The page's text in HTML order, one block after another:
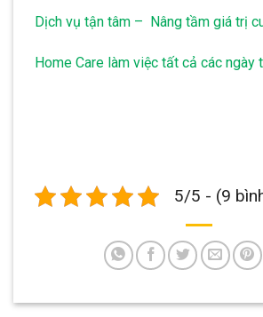
Dịch vụ tận tâm – Nâng tầm giá trị
Home Care làm việc tất cả các ngày
5/5 - (9